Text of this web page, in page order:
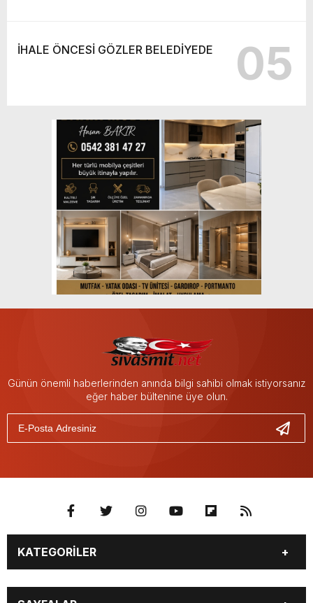
İHALE ÖNCESİ GÖZLER BELEDİYEDE 05
Günün önemli haberlerinden anında bilgi sahibi olmak istiyorsanız
eğer haber bültenine üye olun.
KATEGORİLER
BİYOGRAFİLER
DÜNYA